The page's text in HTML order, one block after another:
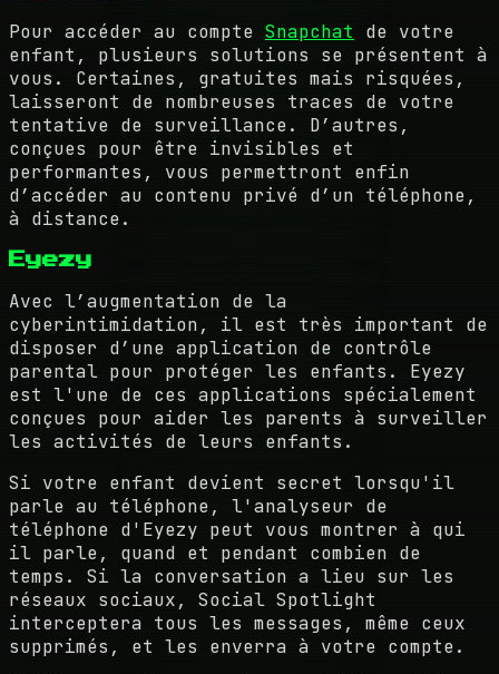
Pour accéder au compte Snapchat de votre
enfant, plusieurs solutions se présentent à
vous. Certaines, gratuites mais risquées,
laisseront de nombreuses traces de votre
tentative de surveillance. D’autres,
conçues pour être invisibles et
performantes, vous permettront enfin
d’accéder au contenu privé d’un téléphone,
à distance.
Eyezy
Avec l’augmentation de la
cyberintimidation, il est très important de
disposer d’une application de contrôle
parental pour protéger les enfants. Eyezy
est l'une de ces applications spécialement
conçues pour aider les parents à surveiller
les activités de leurs enfants.
Si votre enfant devient secret lorsqu'il
parle au téléphone, l'analyseur de
téléphone d'Eyezy peut vous montrer à qui
il parle, quand et pendant combien de
temps. Si la conversation a lieu sur les
réseaux sociaux, Social Spotlight
interceptera tous les messages, même ceux
supprimés, et les enverra à votre compte.